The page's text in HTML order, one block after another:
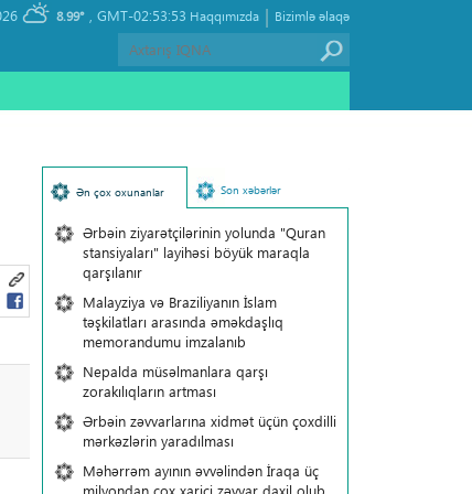
GMT-02:53:53
8.99° Bizimlə əlaqə
|
Haqqımızda
Ən çox oxunanlar Son xəbərlər
Ərbəin ziyarətçilərinin yolunda "Quran
stansiyaları" layihəsi böyük maraqla
qarşılanır
Malayziya və Braziliyanın İslam
təşkilatları arasında əməkdaşlıq
memorandumu imzalanıb
Nepalda müsəlmanlara qarşı
zorakılıqların artması
Ərbəin zəvvarlarına xidmət üçün çoxdilli
mərkəzlərin yaradılması
Məhərrəm ayının əvvəlindən İraqa üç
milyondan çox xarici zəvvar daxil olub